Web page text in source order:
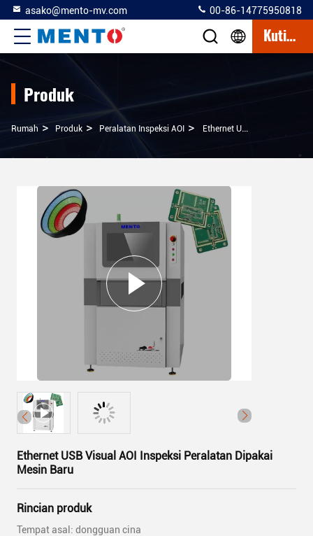
asako@mento-mv.com 00-86-14775950818
Kutipan
Produk
Rumah > Produk > Peralatan Inspeksi AOI > Ethernet USB Visual AOI Inspeksi Peralatan Dipakai Mesin Baru
Ethernet USB Visual AOI Inspeksi Peralatan Dipakai
Mesin Baru
Rincian produk
Tempat asal: dongguan cina